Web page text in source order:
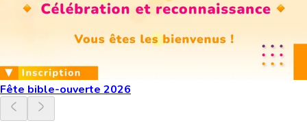
Fête bible-ouverte 2026